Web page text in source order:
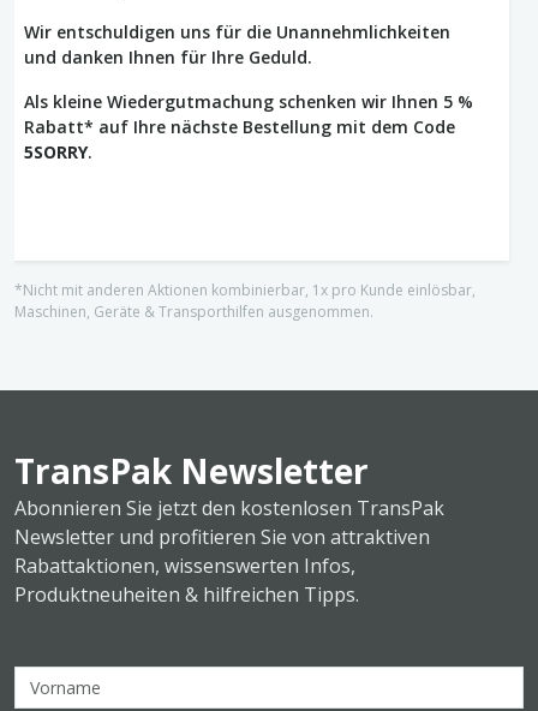
Wir entschuldigen uns für die Unannehmlichkeiten
und danken Ihnen für Ihre Geduld.
Als kleine Wiedergutmachung schenken wir Ihnen 5 %
Rabatt* auf Ihre nächste Bestellung mit dem Code
5SORRY.
*Nicht mit anderen Aktionen kombinierbar, 1x pro Kunde einlösbar,
Maschinen, Geräte & Transporthilfen ausgenommen.
TransPak Newsletter
Abonnieren Sie jetzt den kostenlosen TransPak
Newsletter und profitieren Sie von attraktiven
Rabattaktionen, wissenswerten Infos,
Produktneuheiten & hilfreichen Tipps.